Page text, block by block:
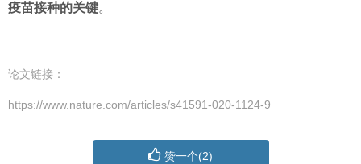
疫苗接种的关键。
论文链接：
https://www.nature.com/articles/s41591-020-1124-9
赞一个(2)